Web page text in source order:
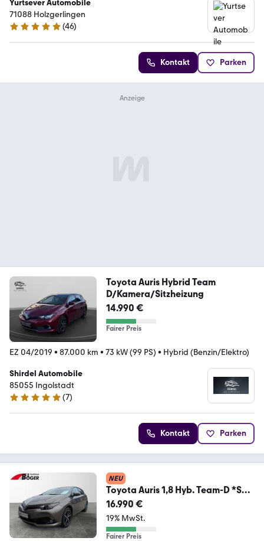
Yurtsever Automobile
71088 Holzgerlingen
4.8 Sterne
(46)
Kontakt Parken
Toyota Auris Hybrid Team
D/Kamera/Sitzheizung
14.990 €
Fairer Preis
EZ 04/2019 • 87.000 km • 73 kW (99 PS) • Hybrid (Benzin/Elektro)
Shirdel Automobile
85055 Ingolstadt
4.8 Sterne
(7)
Kontakt Parken
NEU
Toyota Auris 1,8 Hyb. Team-D *SHZ
KAMERA*
16.990 €
19% MwSt.
Fairer Preis